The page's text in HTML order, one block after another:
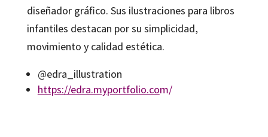
diseñador gráfico. Sus ilustraciones para libros
infantiles destacan por su simplicidad,
movimiento y calidad estética.
@edra_illustration
https://edra.myportfolio.com/